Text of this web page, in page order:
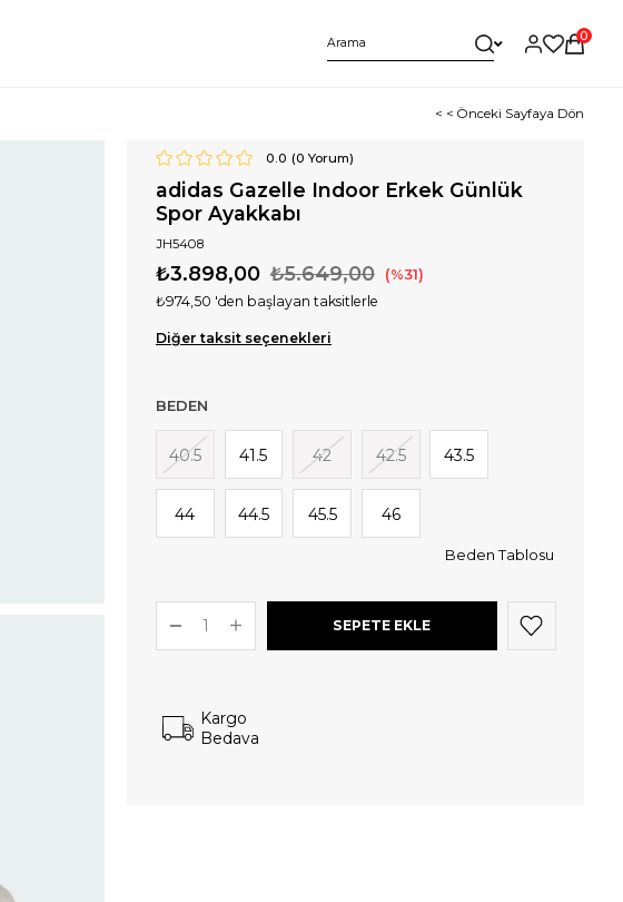
0
< < Önceki Sayfaya Dön
0.0 (0 Yorum)
adidas Gazelle Indoor Erkek Günlük
Spor Ayakkabı
JH5408
₺5.649,00
₺3.898,00 31
₺974,50 'den başlayan taksitlerle
Diğer taksit seçenekleri
BEDEN
40.5 41.5 42 42.5 43.5
44 44.5 45.5 46
Beden Tablosu
Kargo
Bedava